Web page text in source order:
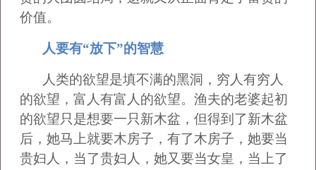
价值。
人要有“放下”的智慧
人类的欲望是填不满的黑洞，穷人有穷人
的欲望，富人有富人的欲望。渔夫的老婆起初
的欲望只是想要一只新木盆，但得到了新木盆
后，她马上就要木房子，有了木房子，她要当
贵妇人，当了贵妇人，她又要当女皇，当上了